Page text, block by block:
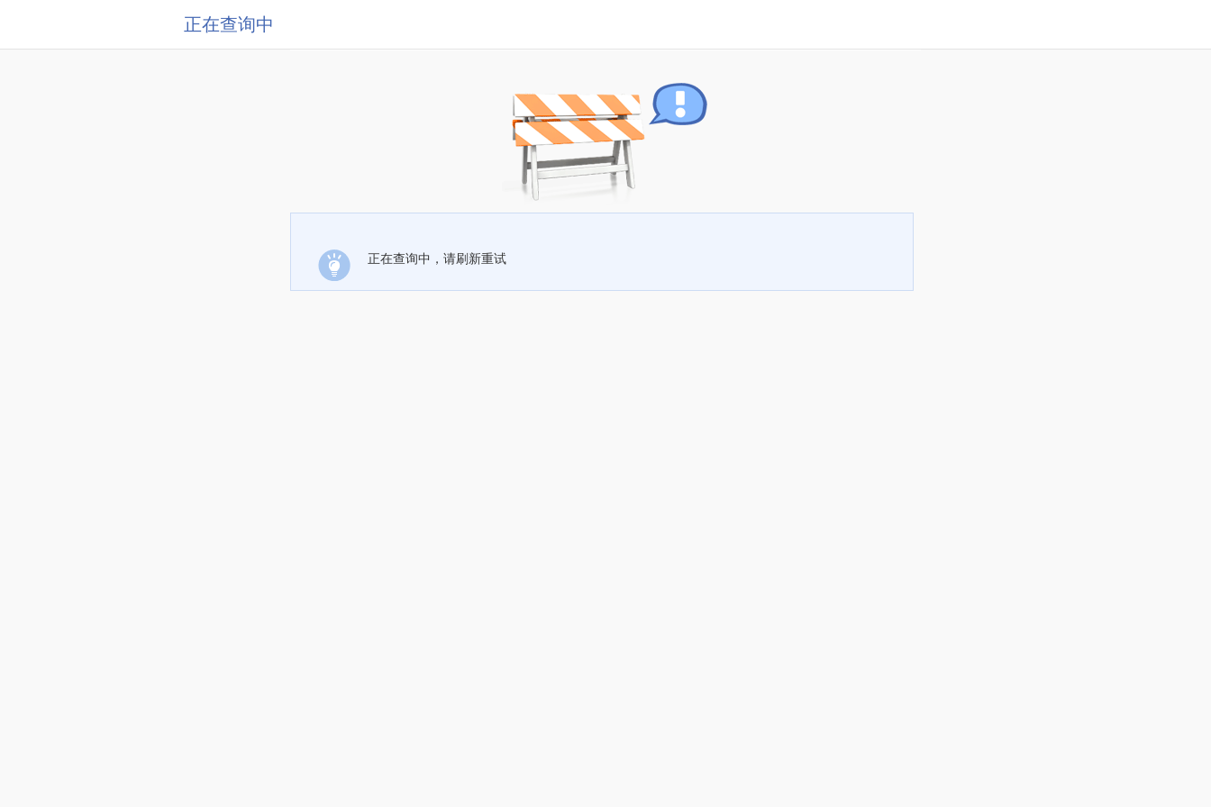
正在查询中
正在查询中，请刷新重试